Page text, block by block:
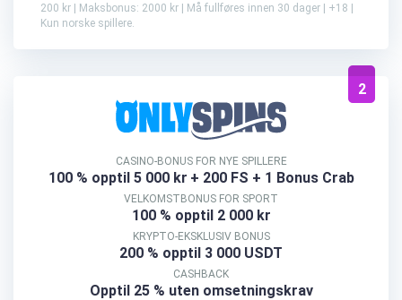
200 kr | Maksbonus: 2000 kr | Må fullføres innen 30 dager | +18 |
Kun norske spillere.
2
CASINO-BONUS FOR NYE SPILLERE
100 % opptil 5 000 kr + 200 FS + 1 Bonus Crab
VELKOMSTBONUS FOR SPORT
100 % opptil 2 000 kr
KRYPTO-EKSKLUSIV BONUS
200 % opptil 3 000 USDT
CASHBACK
Opptil 25 % uten omsetningskrav